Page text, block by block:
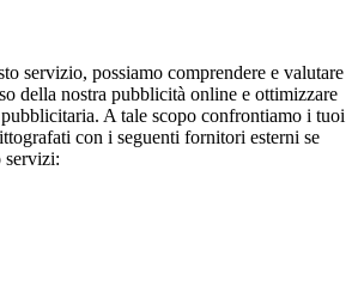
servizio, possiamo comprendere e valutare
della nostra pubblicità online e ottimizzare
A tale scopo confrontiamo i tuoi
con i seguenti fornitori esterni se